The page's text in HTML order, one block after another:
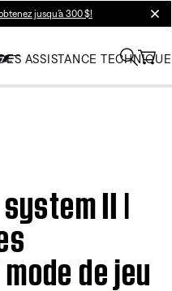
jusqu’à 300 $!
ASSISTANCE TECHNIQUE
II |
de jeu